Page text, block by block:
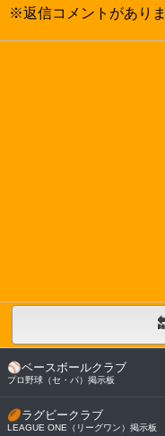
※返信コメントがあり
⚾ベースボールクラブ
プロ野球（セ・パ）掲示板
🏉ラグビークラブ
LEAGUE ONE（リーグワン）掲示板